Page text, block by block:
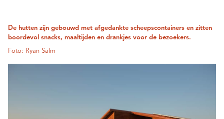
De hutten zijn gebouwd met afgedankte scheepscontainers en zitten
boordevol snacks, maaltijden en drankjes voor de bezoekers.
Foto: Ryan Salm